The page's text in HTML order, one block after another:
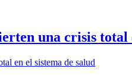
una crisis total